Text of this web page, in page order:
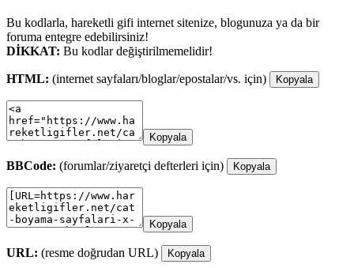
Bu kodlarla, hareketli gifi internet sitenize, blogunuza ya da bir
foruma entegre edebilirsiniz!
DİKKAT: Bu kodlar değiştirilmemelidir!
HTML: (internet sayfaları/bloglar/epostalar/vs. için) Kopyala
Kopyala
BBCode: (forumlar/ziyaretçi defterleri için) Kopyala
Kopyala
URL: (resme doğrudan URL) Kopyala